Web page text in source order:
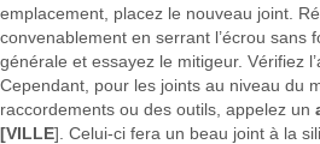
emplacement, placez le nouveau joint.
convenablement en serrant l’écrou sans
générale et essayez le mitigeur. Vérifiez
Cependant, pour les joints au niveau du
raccordements ou des outils, appelez un
[VILLE]. Celui-ci fera un beau joint à la